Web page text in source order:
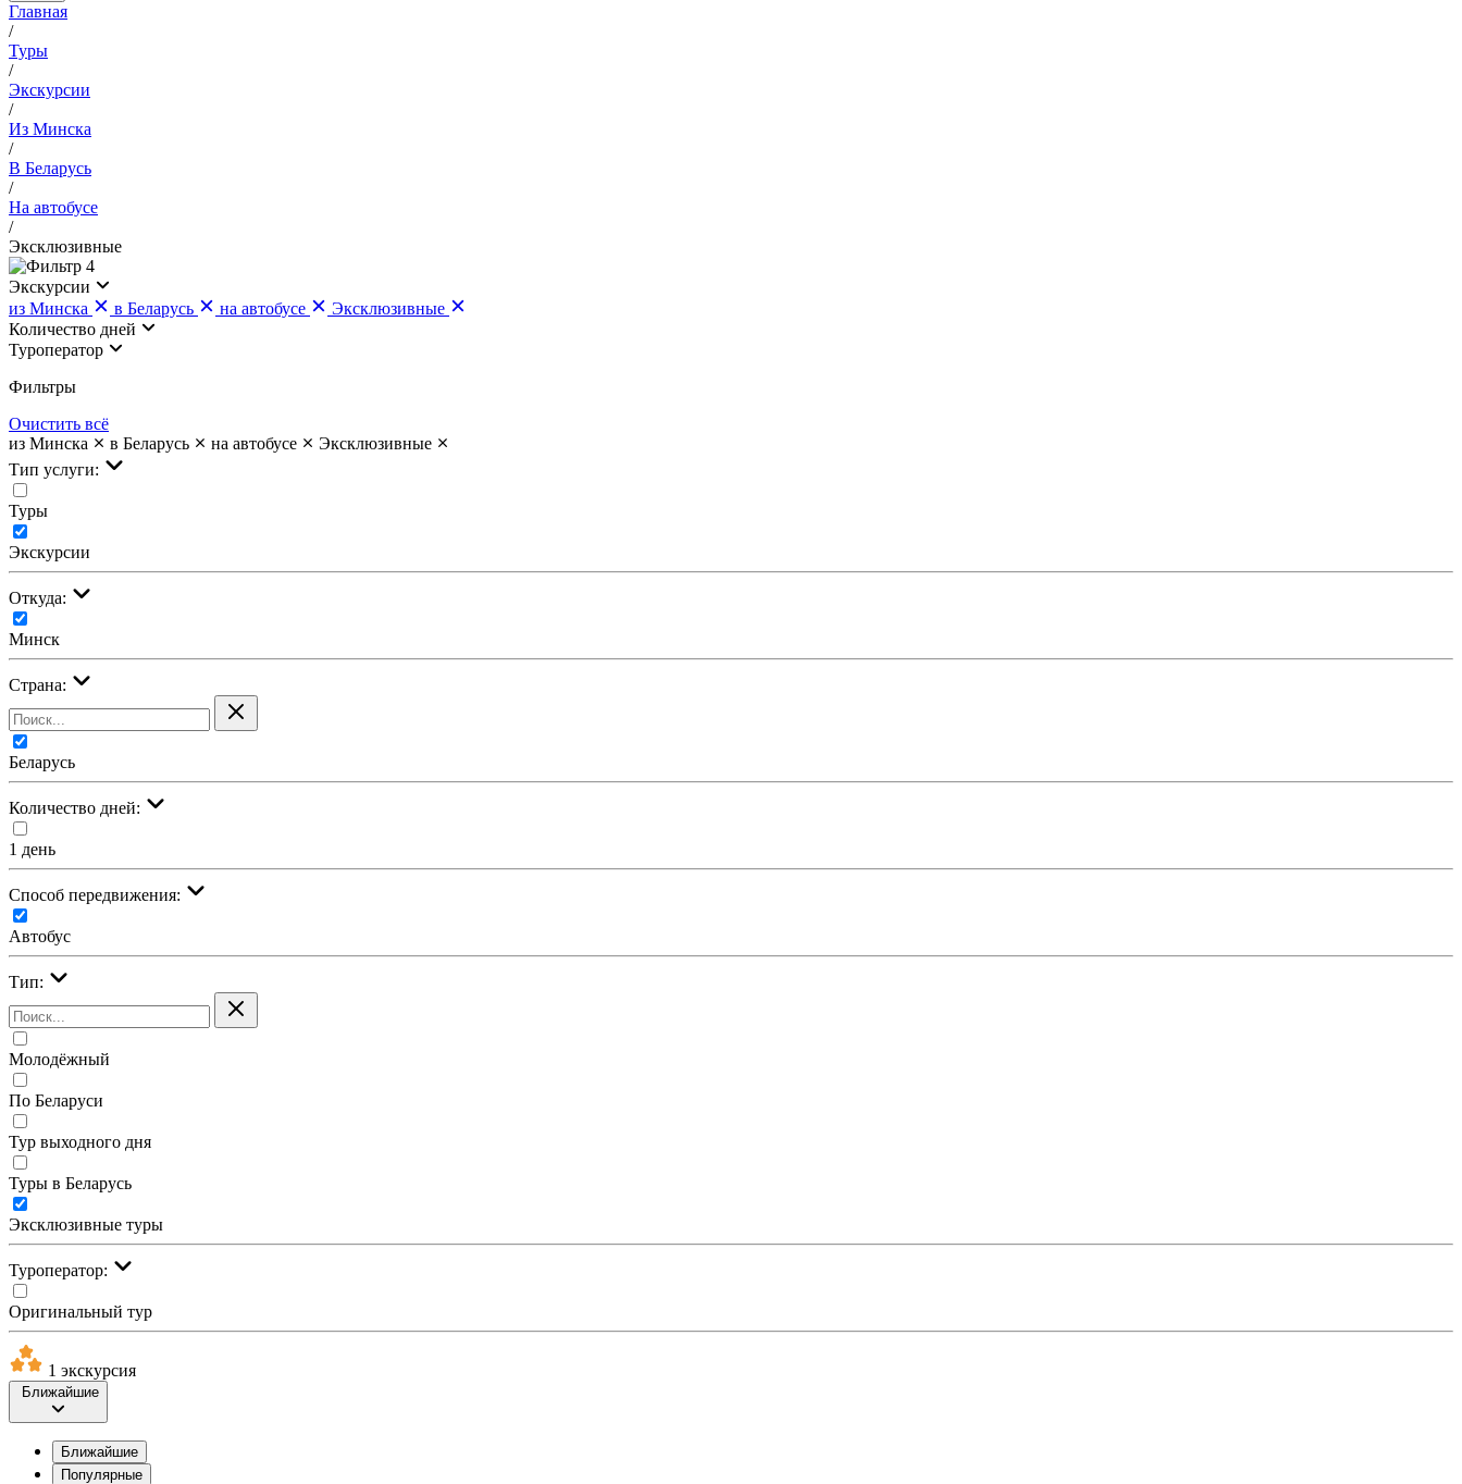
Главная
/
Туры
/
Экскурсии
/
Из Минска
/
В Беларусь
/
На автобусе
/
Эксклюзивные
4
Экскурсии
из Минска
в Беларусь на автобусе
Эксклюзивные
Количество дней
Туроператор
Фильтры
Очистить всё
из Минска
в Беларусь на автобусе
Эксклюзивные
Тип услуги:
Туры
Экскурсии
Откуда:
Минск
Страна:
Беларусь
Количество дней:
1 день
Cпособ передвижения:
Автобус
Тип:
Молодёжный
По Беларуси
Тур выходного дня
Туры в Беларусь
Эксклюзивные туры
Туроператор:
Оригинальный тур
1 экскурсия
Ближайшие
Ближайшие
Популярные